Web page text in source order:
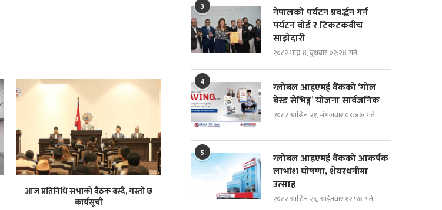
आज प्रतिनिधि सभाको बैठक बस्दै, यस्तो छ
कार्यसूची
दोस्रो पुस्ताका गैरआवासीय नेपाली
(एनआरएन)हरूको संयोजक दीपमाला ढकाल...
3
नेपालको पर्यटन प्रवर्द्धन गर्न
पर्यटन बोर्ड र टिकटकबीच
साझेदारी
२०८२ भाद्र ४, बुधबार ०२:२४ गते
4
ग्लोबल आइएमई बैंकको ‘गोल
बेस्ड सेभिङ्ग’ योजना सार्वजनिक
२०८२ आश्विन २१, मंगलवार ०९:४७ गते
5
ग्लोबल आइएमई बैंकको आकर्षक
लाभांश घोषणा, शेयरधनीमा
उत्साह
२०८२ आश्विन २६, आईतवार १२:५४ गते